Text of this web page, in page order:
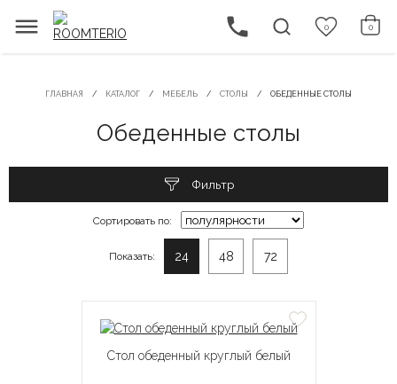
0 0
ГЛАВНАЯ КАТАЛОГ МЕБЕЛЬ СТОЛЫ ОБЕДЕННЫЕ СТОЛЫ
Обеденные столы
Фильтр
Сортировать по:
Показать: 24 48 72
Стол обеденный круглый белый